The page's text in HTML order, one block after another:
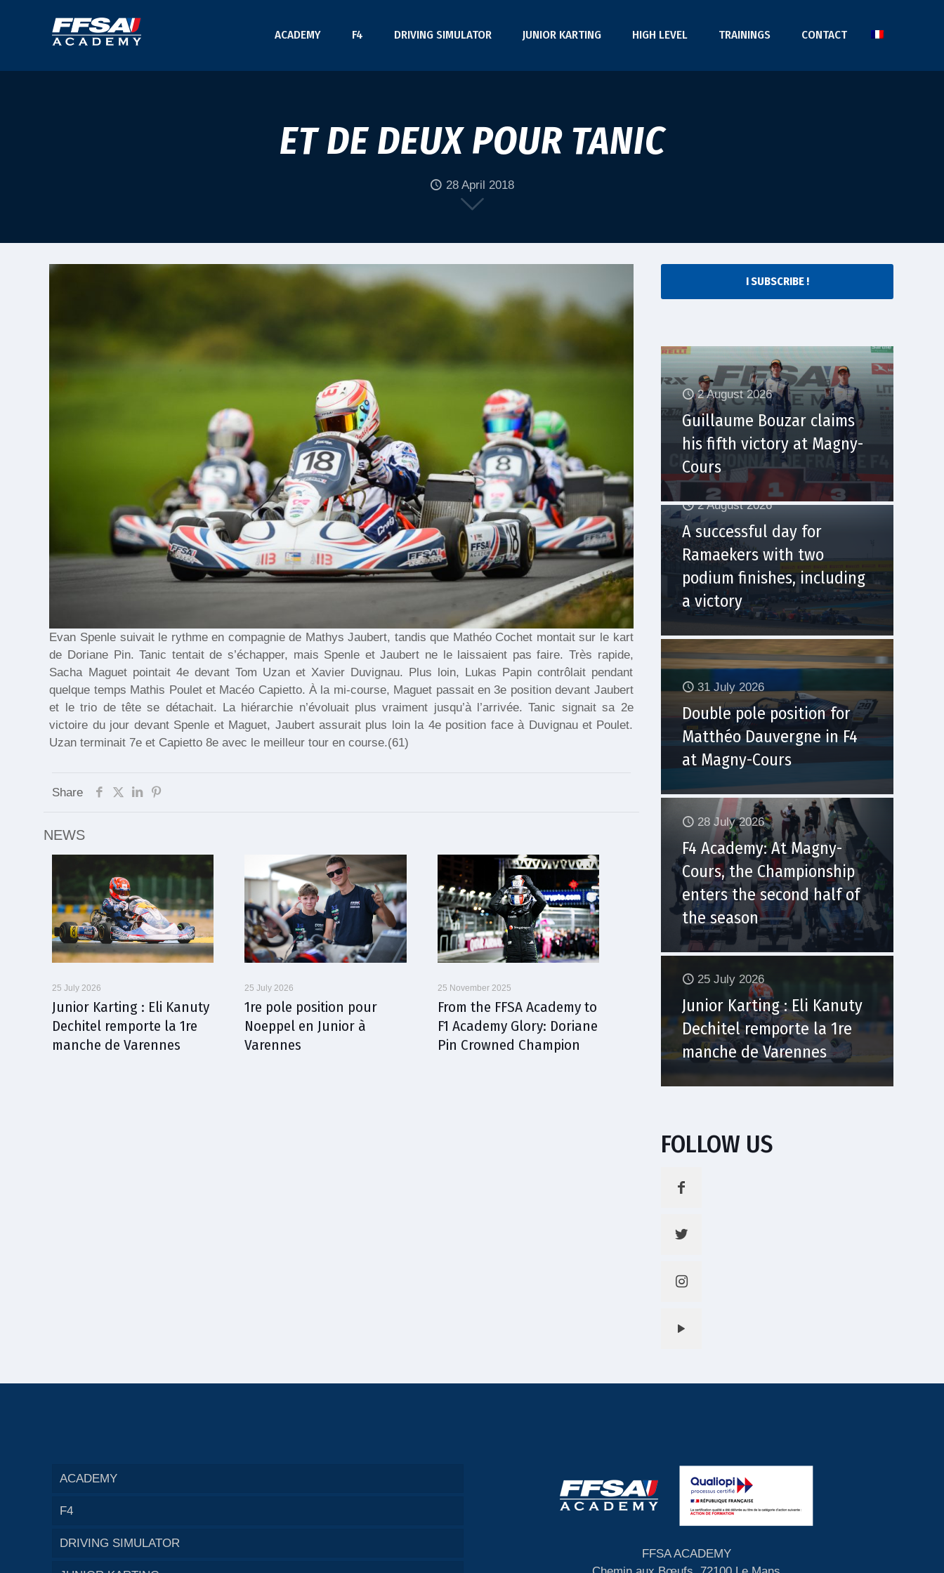
ACADEMY F4 DRIVING SIMULATOR JUNIOR KARTING HIGH LEVEL TRAININGS CONTACT
ET DE DEUX POUR TANIC
28 April 2018
Evan Spenle suivait le rythme en compagnie de Mathys Jaubert, tandis que Mathéo Cochet montait sur le kart
de Doriane Pin. Tanic tentait de s’échapper, mais Spenle et Jaubert ne le laissaient pas faire. Très rapide,
Sacha Maguet pointait 4e devant Tom Uzan et Xavier Duvignau. Plus loin, Lukas Papin contrôlait pendant
quelque temps Mathis Poulet et Macéo Capietto. À la mi-course, Maguet passait en 3e position devant Jaubert
et le trio de tête se détachait. La hiérarchie n’évoluait plus vraiment jusqu’à l’arrivée. Tanic signait sa 2e
victoire du jour devant Spenle et Maguet, Jaubert assurait plus loin la 4e position face à Duvignau et Poulet.
Uzan terminait 7e et Capietto 8e avec le meilleur tour en course.(61)
Share
NEWS
25 July 2026
Junior Karting : Eli Kanuty
Dechitel remporte la 1re
manche de Varennes
25 July 2026
1re pole position pour
Noeppel en Junior à
Varennes
25 November 2025
From the FFSA Academy to
F1 Academy Glory: Doriane
Pin Crowned Champion
I SUBSCRIBE !
2 August 2026
Guillaume Bouzar claims
his fifth victory at Magny-
Cours
2 August 2026
A successful day for
Ramaekers with two
podium finishes, including
a victory
31 July 2026
Double pole position for
Matthéo Dauvergne in F4
at Magny-Cours
28 July 2026
F4 Academy: At Magny-
Cours, the Championship
enters the second half of
the season
25 July 2026
Junior Karting : Eli Kanuty
Dechitel remporte la 1re
manche de Varennes
FOLLOW US
ACADEMY
F4
DRIVING SIMULATOR
FFSA ACADEMY